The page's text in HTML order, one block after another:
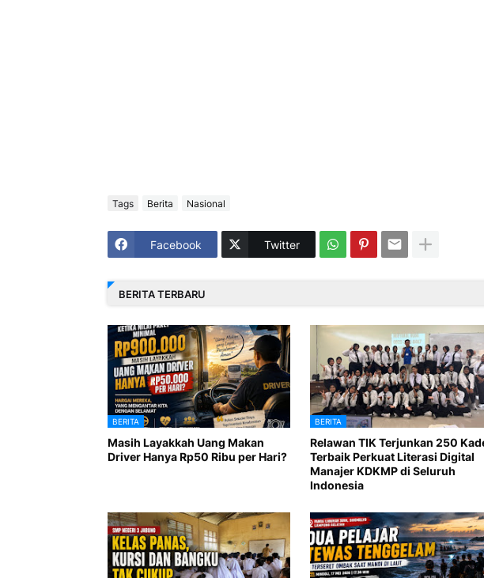
Tags Berita Nasional
Facebook Twitter
BERITA TERBARU
BERITA
Masih Layakkah Uang Makan
Driver Hanya Rp50 Ribu per Hari?
BERITA
Relawan TIK Terjunkan 250
Terbaik Perkuat Literasi Digital
Manajer KDKMP di Seluruh
Indonesia